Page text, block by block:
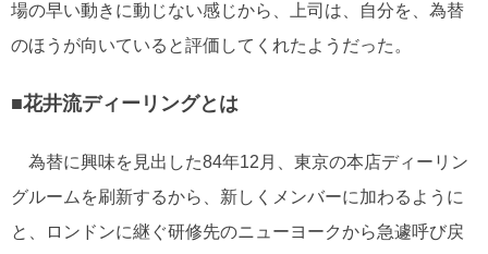
場の早い動きに動じない感じから、上司は、自分を、為替
のほうが向いていると評価してくれたようだった。
■花井流ディーリングとは
為替に興味を見出した84年12月、東京の本店ディーリン
グルームを刷新するから、新しくメンバーに加わるように
と、ロンドンに継ぐ研修先のニューヨークから急遽呼び戻